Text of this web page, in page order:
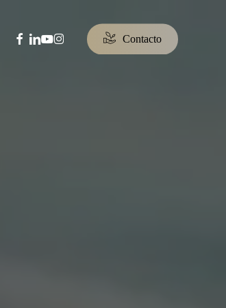
facebook
linkedin
youtube
instagram Contacto